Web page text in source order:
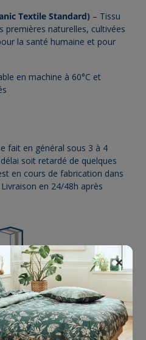
Textile Standard) – Tissu
premières naturelles, cultivées
la santé humaine et pour
en machine à 60°C et
fait en général sous 3 à 4
soit retardé de quelques
en cours de fabrication dans
en 24/48h après
dès 150€ d'achat
×